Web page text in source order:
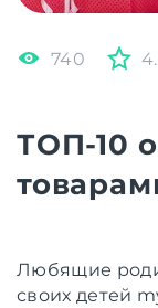
740
ТОП-10
Любящие
своих детей